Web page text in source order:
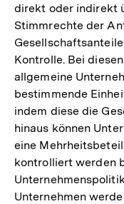
direkt oder indirekt
Stimmrechte der
Kontrolle. Bei
allgemeine
bestimmende
indem diese die
hinaus können
eine
kontrolliert werden
Unternehmen